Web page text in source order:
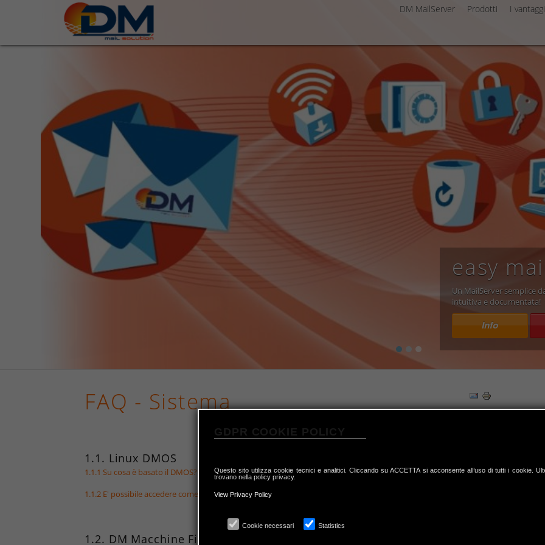
DM MailServer Prodotti I vantaggi
easy
Un MailServer semplice
intuitiva e documentata!
Info
secure
Un MailServer sicuro e
risolvere
Info
FAQ - Sistema
1.1. Linux DMOS
1.1.1 Su cosa è basato il DMOS?
1.1.2 E' possibile accedere come root al sistema?
1.2. DM Macchine Fisiche
GDPR COOKIE POLICY
Questo sito utilizza cookie tecnici e analitici. Cliccando su ACCETTA si acconsente all’uso di tutti i cookie.
trovano nella policy privacy.
View Privacy Policy
Cookie necessari Statistics